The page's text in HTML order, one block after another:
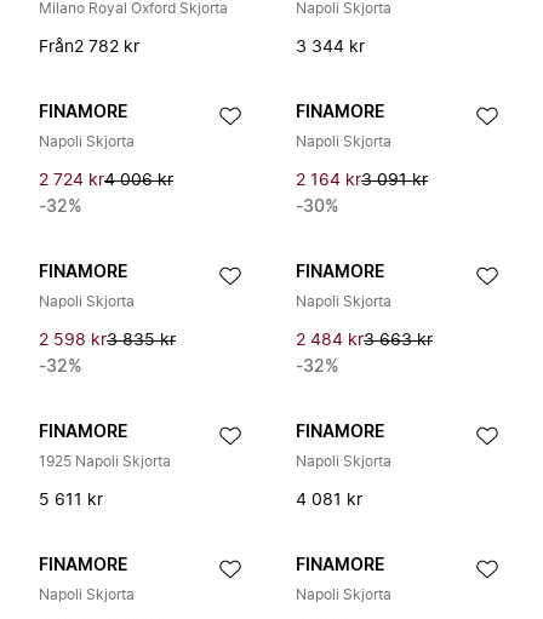
Milano Royal Oxford Skjorta
Från2 782 kr
Napoli Skjorta
3 344 kr
FINAMORE
Napoli Skjorta
2 724 kr4 006 kr
-32%
FINAMORE
Napoli Skjorta
2 164 kr3 091 kr
-30%
FINAMORE
Napoli Skjorta
2 598 kr3 835 kr
-32%
FINAMORE
Napoli Skjorta
2 484 kr3 663 kr
-32%
FINAMORE
1925 Napoli Skjorta
5 611 kr
FINAMORE
Napoli Skjorta
4 081 kr
FINAMORE
Napoli Skjorta
FINAMORE
Napoli Skjorta